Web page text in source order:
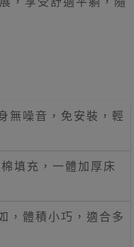
無噪音，免安裝，輕
填充，一體加厚床
，體積小巧，適合多